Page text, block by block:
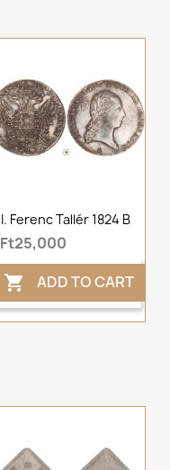
I. Ferenc Tallér 1824 B
Ft25,000
 ADD TO CART